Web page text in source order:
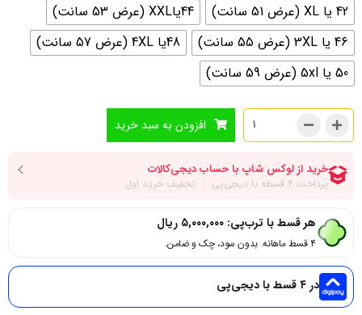
42 یا XL (عرض 51 سانت)
44یاXXL (عرض 53 سانت)
46 یا 3XL (عرض 55 سانت)
48یا 4XL (عرض 57 سانت)
50 یا 5xl (عرض 59 سانت)
افزودن به سبد خرید
هر قسط با ترب‌پی: ۵,۰۰۰,۰۰۰ ریال
۴ قسط ماهانه. بدون سود، چک و ضامن.
در ۴ قسط با دیجی‌پی